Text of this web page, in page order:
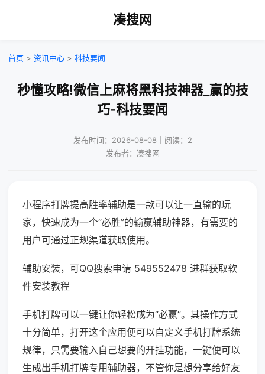
凑搜网
首页 > 资讯中心 > 科技要闻
秒懂攻略!微信上麻将黑科技神器_赢的技
巧-科技要闻
发布时间：2026-08-08｜阅读：2
发布者：凑搜网
小程序打牌提高胜率辅助是一款可以让一直输的玩
家，快速成为一个“必胜”的输赢辅助神器，有需要的
用户可通过正规渠道获取使用。
辅助安装，可QQ搜索申请 549552478 进群获取软
件安装教程
手机打牌可以一键让你轻松成为“必赢”。其操作方式
十分简单，打开这个应用便可以自定义手机打牌系统
规律，只需要输入自己想要的开挂功能，一键便可以
生成出手机打牌专用辅助器，不管你是想分享给好友